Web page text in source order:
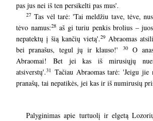
pas jus nei iš ten persikelti pas mus'.
27 Tas vėl tarė: 'Tai meldžiu tave, tėve,
tėvo namus:28aš gi turiu penkis brolius –
nepatektų į šią kančių vietą'.29Abraomas
bei pranašus, tegul jų ir klauso!'
30O
Abraomai! Bet jei kas iš mirusiųjų
atsiverstų'.31 Tačiau Abraomas tarė: 'Jeigu jie
pranašų, tai nepatikės, jei kas ir iš numirusių
Palyginimas apie turtuolį ir elgetą